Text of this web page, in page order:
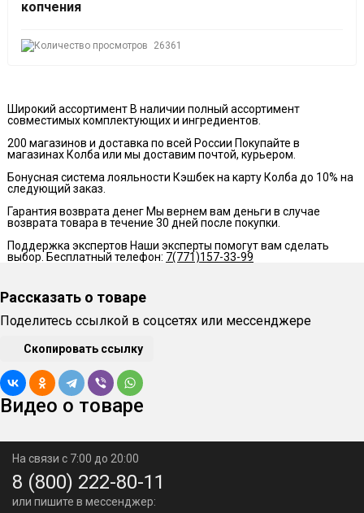
копчения
26361
Широкий ассортимент В наличии полный ассортимент
совместимых комплектующих и ингредиентов.
200 магазинов и доставка по всей России Покупайте в
магазинах Колба или мы доставим почтой, курьером.
Бонусная система лояльности Кэшбек на карту Колба до 10% на
следующий заказ.
Гарантия возврата денег Мы вернем вам деньги в случае
возврата товара в течение 30 дней после покупки.
Поддержка экспертов Наши эксперты помогут вам сделать
выбор. Бесплатный телефон: 7(771)157-33-99
Рассказать о товаре
Поделитесь ссылкой в соцсетях или мессенджере
Скопировать ссылку
Видео о товаре
На связи с 7:00 до 20:00
8 (800) 222-80-11
или пишите в мессенджер: